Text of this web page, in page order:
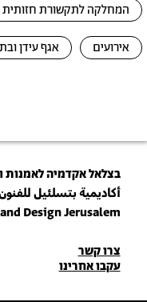
המחלקה לתקשורת חזותית
אירועים אגף עידן
בצלאל אקדמיה לאמנות
أكاديمية بتسلئيل
Design Jerusalem
פרטי
יצירת
צרו קשר
עקבו אחרינו